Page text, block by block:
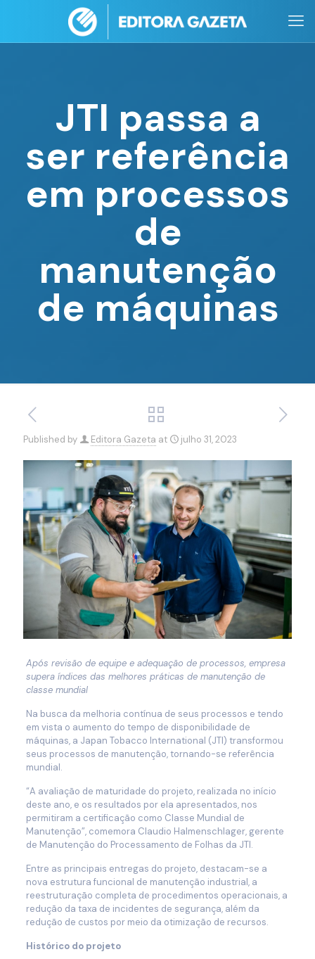
JTI passa a
ser referência
em processos
de
manutenção
de máquinas
Published by Editora Gazeta at julho 31, 2023
Após revisão de equipe e adequação de processos, empresa
supera índices das melhores práticas de manutenção de
classe mundial
Na busca da melhoria contínua de seus processos e tendo
em vista o aumento do tempo de disponibilidade de
máquinas, a Japan Tobacco International (JTI) transformou
seus processos de manutenção, tornando-se referência
mundial.
“A avaliação de maturidade do projeto, realizada no início
deste ano, e os resultados por ela apresentados, nos
permitiram a certificação como Classe Mundial de
Manutenção”, comemora Claudio Halmenschlager, gerente
de Manutenção do Processamento de Folhas da JTI.
Entre as principais entregas do projeto, destacam-se a
nova estrutura funcional de manutenção industrial, a
reestruturação completa de procedimentos operacionais, a
redução da taxa de incidentes de segurança, além da
redução de custos por meio da otimização de recursos.
Histórico do projeto